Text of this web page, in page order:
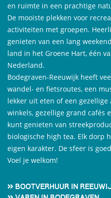
en ruimte in een prachtige
De mooiste plekken voor
activiteiten met groepen.
genieten van een lang
land in het Groene Hart, één
Nederland.
Bodegraven-Reeuwijk heeft
wandel- en fietsroutes, een
lekker uit eten of een
winkels, gezellige grand cafés
kunt genieten van
biologische high tea. Elk dorp
eigen karakter. De sfeer is
Voel je welkom!
Bootverhuur in